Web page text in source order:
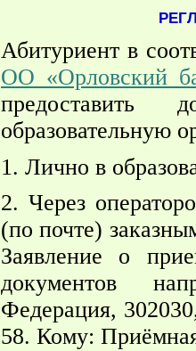
Абитуриент в
ОО «Орловский
предоставить
образовательную
1. Лично в
2. Через
(по почте)
Заявление о
документов
Федерация,
58. Кому: